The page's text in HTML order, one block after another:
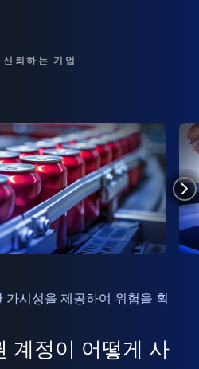
신뢰하는 기업
가시성을 제공하여 위험을 획
계정이 어떻게 사